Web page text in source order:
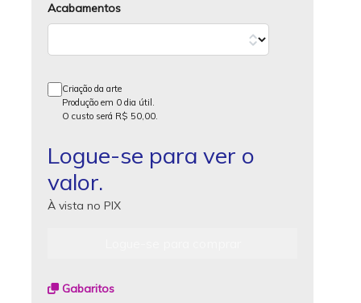
Acabamentos
Criação da arte
Produção em 0 dia útil.
O custo será R$ 50,00.
Logue-se para ver o
valor.
À vista no PIX
Gabaritos